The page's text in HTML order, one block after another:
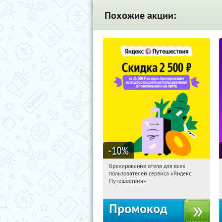
Похожие акции:
-10%
00:53:02
Получи первым!
Россия
Бронирование отеля для всех
пользователей сервиса «Яндекс
Путешествия»
Промокод